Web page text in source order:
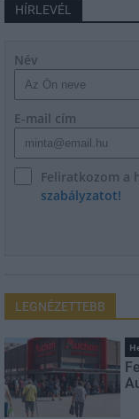
HÍRLEVÉL
Név
E-mail cím
Feliratkozom a
szabályzatot!
LEGNÉZETTEBB